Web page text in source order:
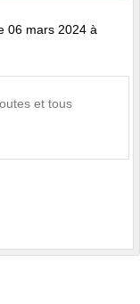
06 mars 2024 à
et tous